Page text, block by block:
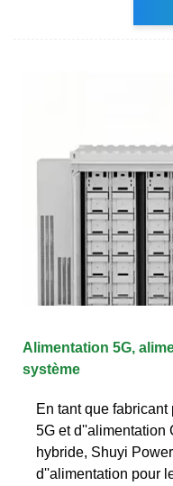
Alimentation 5G,
système
En tant que
5G et d''alimentation
hybride, Shuyi
d''alimentation pour